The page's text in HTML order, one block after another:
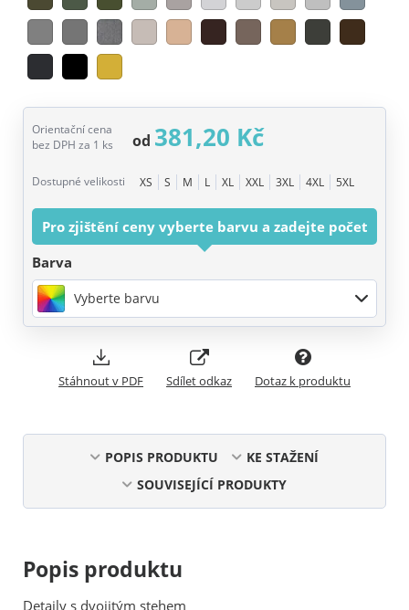
Orientační cena
bez DPH za 1 ks
od 381,20 Kč
Dostupné velikosti XS S M L XL XXL 3XL 4XL 5XL
Pro zjištění ceny vyberte barvu a zadejte počet
Barva
Vyberte barvu
Stáhnout v PDF Sdílet odkaz Dotaz k produktu
POPIS PRODUKTU
KE STAŽENÍ
SOUVISEJÍCÍ PRODUKTY
Popis produktu
Detaily s dvojitým stehem